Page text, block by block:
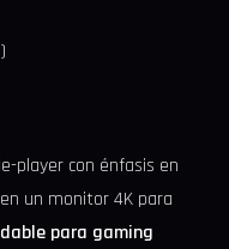
player con énfasis en
un monitor 4K para
para gaming